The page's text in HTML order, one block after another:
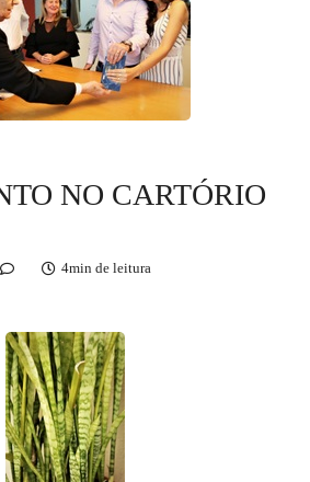
NO CARTÓRIO
4min de leitura